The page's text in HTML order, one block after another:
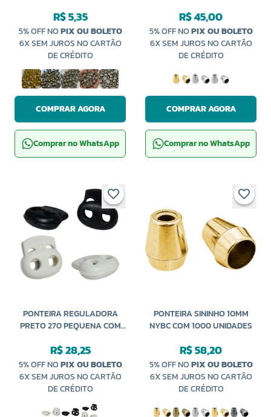
R$ 5,35
5% OFF NOPIX OU BOLETO
6X SEM JUROS NO CARTÃO
DE CRÉDITO
COMPRAR AGORA
Comprar no WhatsApp
R$ 45,00
5% OFF NOPIX OU BOLETO
6X SEM JUROS NO CARTÃO
DE CRÉDITO
COMPRAR AGORA
Comprar no WhatsApp
PONTEIRA REGULADORA
PRETO 270 PEQUENA COM
R$ 28,25
5% OFF NOPIX OU BOLETO
6X SEM JUROS NO CARTÃO
DE CRÉDITO
PONTEIRA SININHO 10MM
NYBC COM 1000 UNIDADES
R$ 58,20
5% OFF NOPIX OU BOLETO
6X SEM JUROS NO CARTÃO
DE CRÉDITO